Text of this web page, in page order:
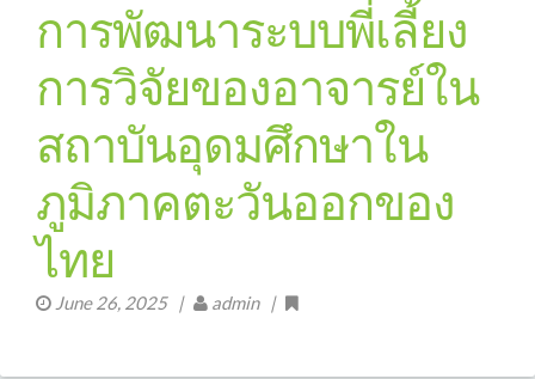
การพัฒนาระบบพี่เลี้ยง
การวิจัยของอาจารย์ใน
สถาบันอุดมศึกษาใน
ภูมิภาคตะวันออกของ
ไทย
June 26, 2025| admin |